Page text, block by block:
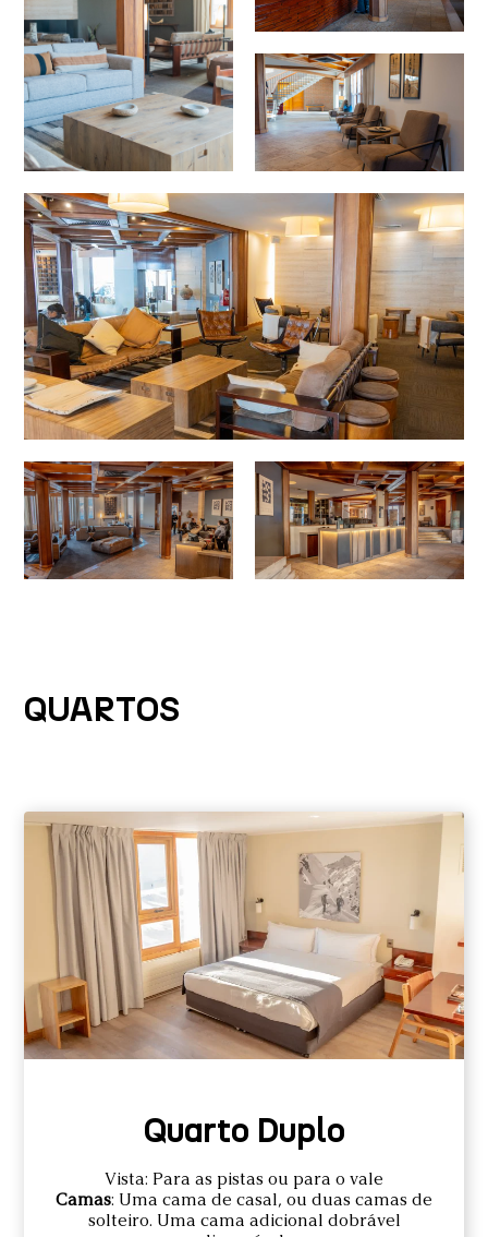
QUARTOS
Quarto Duplo
Vista: Para as pistas ou para o vale
Camas: Uma cama de casal, ou duas camas de
solteiro. Uma cama adicional dobrável